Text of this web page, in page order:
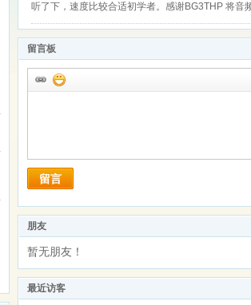
听了下，速度比较合适初学者。感谢BG3THP 将音
留言板
留言
朋友
暂无朋友！
最近访客